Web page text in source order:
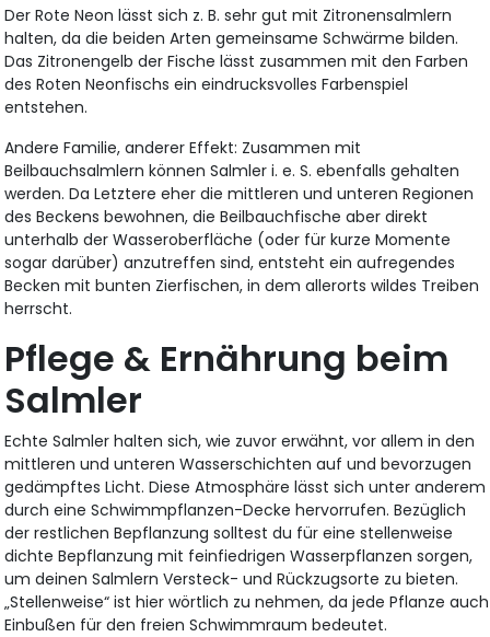
Der Rote Neon lässt sich z. B. sehr gut mit Zitronensalmlern
halten, da die beiden Arten gemeinsame Schwärme bilden.
Das Zitronengelb der Fische lässt zusammen mit den Farben
des Roten Neonfischs ein eindrucksvolles Farbenspiel
entstehen.
Andere Familie, anderer Effekt: Zusammen mit
Beilbauchsalmlern können Salmler i. e. S. ebenfalls gehalten
werden. Da Letztere eher die mittleren und unteren Regionen
des Beckens bewohnen, die Beilbauchfische aber direkt
unterhalb der Wasseroberfläche (oder für kurze Momente
sogar darüber) anzutreffen sind, entsteht ein aufregendes
Becken mit bunten Zierfischen, in dem allerorts wildes Treiben
herrscht.
Pflege & Ernährung beim
Salmler
Echte Salmler halten sich, wie zuvor erwähnt, vor allem in den
mittleren und unteren Wasserschichten auf und bevorzugen
gedämpftes Licht. Diese Atmosphäre lässt sich unter anderem
durch eine Schwimmpflanzen-Decke hervorrufen. Bezüglich
der restlichen Bepflanzung solltest du für eine stellenweise
dichte Bepflanzung mit feinfiedrigen Wasserpflanzen sorgen,
um deinen Salmlern Versteck- und Rückzugsorte zu bieten.
„Stellenweise“ ist hier wörtlich zu nehmen, da jede Pflanze auch
Einbußen für den freien Schwimmraum bedeutet.